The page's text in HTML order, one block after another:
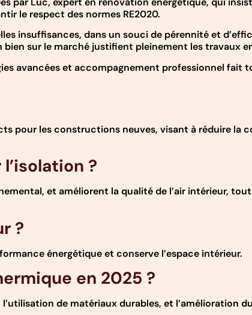
le respect des normes RE2020.
insuffisances, dans un souci de pérennité et
sur le marché justifient pleinement les travaux
avancées et accompagnement professionnel fait
pour les constructions neuves, visant à réduire la
?
et améliorent la qualité de l’air intérieur,
?
énergétique et conserve l’espace intérieur.
en 2025 ?
de matériaux durables, et l’amélioration